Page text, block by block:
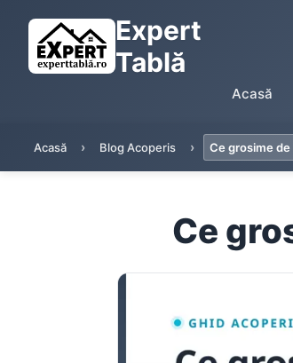
Expert
Tablă
Acasă
Acasă Blog Acoperis Ce grosime
Ce